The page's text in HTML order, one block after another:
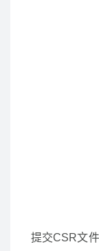
提交CSR文